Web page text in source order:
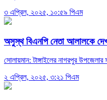
৩ এপ্রিল, ২০২৫, ১০:৫৯ পিএম
অসুস্থ বিএনপি নেতা আলালকে
সোলায়মান: টাঙ্গাইলের নাগরপুর
২ এপ্রিল, ২০২৫, ৩:২১ পিএম